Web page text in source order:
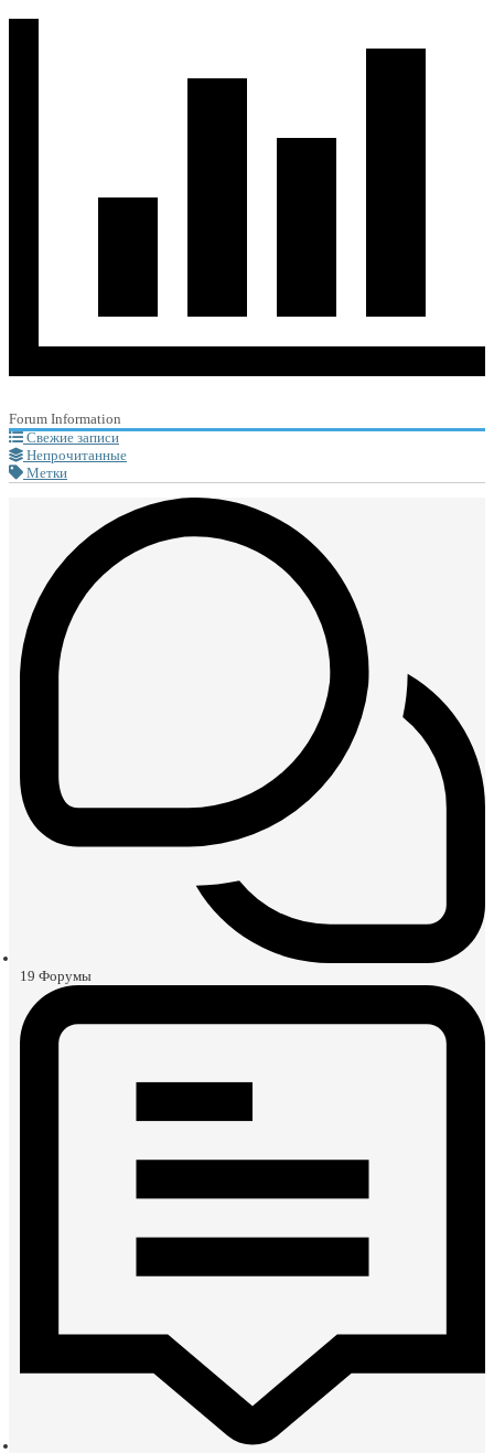
Forum Information
Свежие записи
Непрочитанные
Метки
19 Форумы